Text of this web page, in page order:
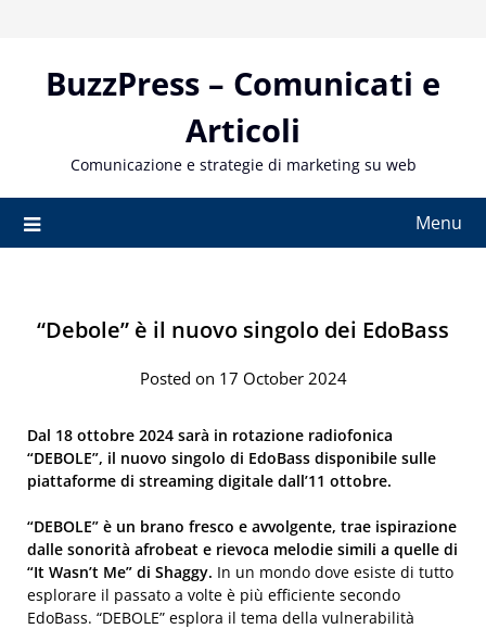
contentBuzzPress – Comunicati e
Articoli
Comunicazione e strategie di marketing su web
Menu
“Debole” è il nuovo singolo dei EdoBass
Posted on 17 October 2024
Dal 18 ottobre 2024 sarà in rotazione radiofonica
“DEBOLE”, il nuovo singolo di EdoBass disponibile sulle
piattaforme di streaming digitale dall’11 ottobre.
“DEBOLE” è un brano fresco e avvolgente, trae ispirazione
dalle sonorità afrobeat e rievoca melodie simili a quelle di
“It Wasn’t Me” di Shaggy. In un mondo dove esiste di tutto
esplorare il passato a volte è più efficiente secondo
EdoBass. “DEBOLE” esplora il tema della vulnerabilità